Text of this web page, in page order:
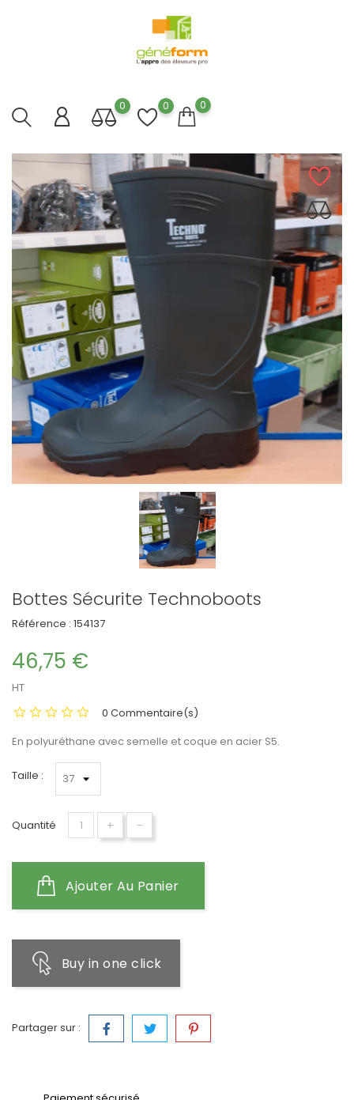
0 0 0
Bottes Sécurite Technoboots
Référence : 154137
46,75 €
HT
0 Commentaire(s)
En polyuréthane avec semelle et coque en acier S5.
Taille :
Quantité + -
Ajouter Au Panier
Buy in one click
Partager sur :